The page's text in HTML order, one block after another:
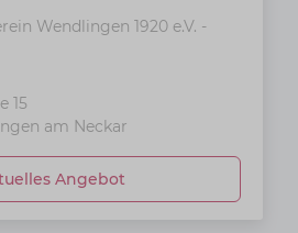
Wendlingen 1920 e.V. -
15
am Neckar
Angebot